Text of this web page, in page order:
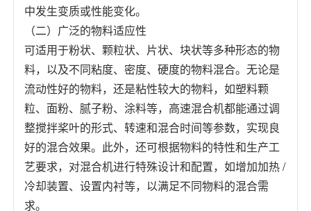
中发生变质或性能变化。
（二）广泛的物料适应性
可适用于粉状、颗粒状、片状、块状等多种形态的物
料，以及不同粘度、密度、硬度的物料混合。无论是
流动性好的物料，还是粘性较大的物料，如塑料颗
粒、面粉、腻子粉、涂料等，高速混合机都能通过调
整搅拌桨叶的形式、转速和混合时间等参数，实现良
好的混合效果。此外，还可根据物料的特性和生产工
艺要求，对混合机进行特殊设计和配置，如增加加热 /
冷却装置、设置内衬等，以满足不同物料的混合需
求。